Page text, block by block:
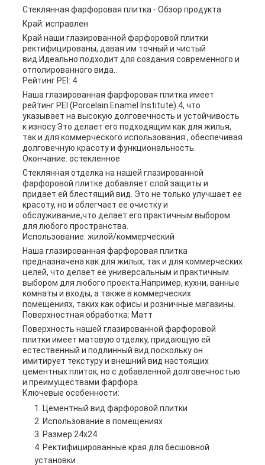
Стеклянная фарфоровая плитка - Обзор продукта
Край: исправлен
Край наши глазированной фарфоровой плитки
ректифицированы, давая им точный и чистый
вид.Идеально подходит для создания современного и
отполированного вида..
Рейтинг PEI: 4
Наша глазированная фарфоровая плитка имеет
рейтинг PEI (Porcelain Enamel Institute) 4, что
указывает на высокую долговечность и устойчивость
к износу.Это делает его подходящим как для жилья,
так и для коммерческого использования., обеспечивая
долговечную красоту и функциональность.
Окончание: остекленное
Стеклянная отделка на нашей глазированной
фарфоровой плитке добавляет слой защиты и
придает ей блестящий вид. Это не только улучшает ее
красоту, но и облегчает ее очистку и
обслуживание,что делает его практичным выбором
для любого пространства.
Использование: жилой/коммерческий
Наша глазированная фарфоровая плитка
предназначена как для жилых, так и для коммерческих
целей, что делает ее универсальным и практичным
выбором для любого проекта.Например, кухни, ванные
комнаты и входы, а также в коммерческих
помещениях, таких как офисы и розничные магазины.
Поверхностная обработка: Матт
Поверхность нашей глазированной фарфоровой
плитки имеет матовую отделку, придающую ей
естественный и подлинный вид.поскольку он
имитирует текстуру и внешний вид настоящих
цементных плиток, но с добавленной долговечностью
и преимуществами фарфора.
Ключевые особенности:
Цементный вид фарфоровой плитки
Использование в помещениях
Размер 24х24
Ректифицированные края для бесшовной
установки